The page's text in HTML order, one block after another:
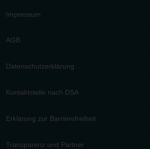
Impressum
AGB
Datenschutzerklärung
Kontaktstelle nach DSA
Erklärung zur Barrierefreiheit
Transparenz und Partner